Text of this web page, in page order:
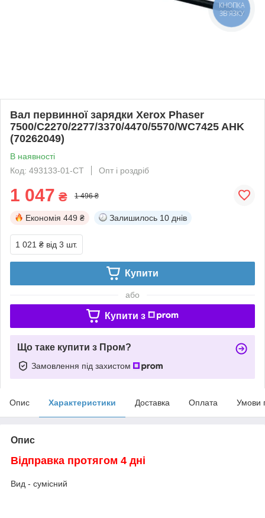
Вал первинної зарядки Xerox Phaser
7500/C2270/2277/3370/4470/5570/WC7425 AHK
(70262049)
В наявності
Код: 493133-01-СТ
Опт і роздріб
1 047 ₴ 1 496 ₴
Економія 449 ₴ Залишилось 10 днів
1 021 ₴ від 3 шт.
Купити
або
Купити з
Що таке купити з Пром?
Замовлення під захистом
Опис Характеристики Доставка Оплата Умови
Опис
Відправка протягом 4 дні
Вид - сумісний
КНОПКА
ЗВ'ЯЗКУ